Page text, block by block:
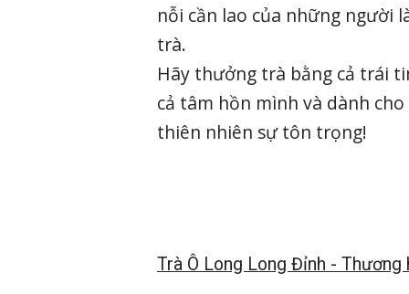
nỗi cần lao của những người
trà.
Hãy thưởng trà bằng cả trái
cả tâm hồn mình và dành cho
thiên nhiên sự tôn trọng!
Trà Ô Long Long Đỉnh - Thương